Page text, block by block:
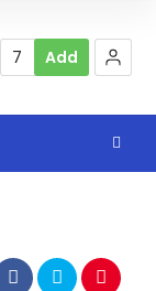
7 Add